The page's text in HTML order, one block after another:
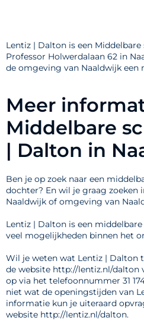
Lentiz | Dalton is een
Professor Holwerdalaan 62 in
de omgeving van Naaldwijk een
Meer
Middelbare
| Dalton in
Ben je op zoek naar een
dochter? En wil je graag zoeken
Naaldwijk of omgeving van
Lentiz | Dalton is een
veel mogelijkheden binnen het
Wil je weten wat Lentiz | Dalton
de website http://lentiz.nl/dalton
op via het telefoonnummer 31
niet wat de openingstijden van
informatie kun je uiteraard
website http://lentiz.nl/dalton.